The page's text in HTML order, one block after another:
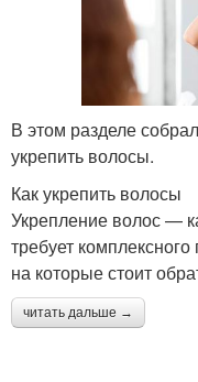
В этом разделе
укрепить волосы.
Как укрепить волосы
Укрепление волос —
требует
на которые стоит
читать дальше →